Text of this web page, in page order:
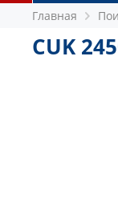
Главная
CUK